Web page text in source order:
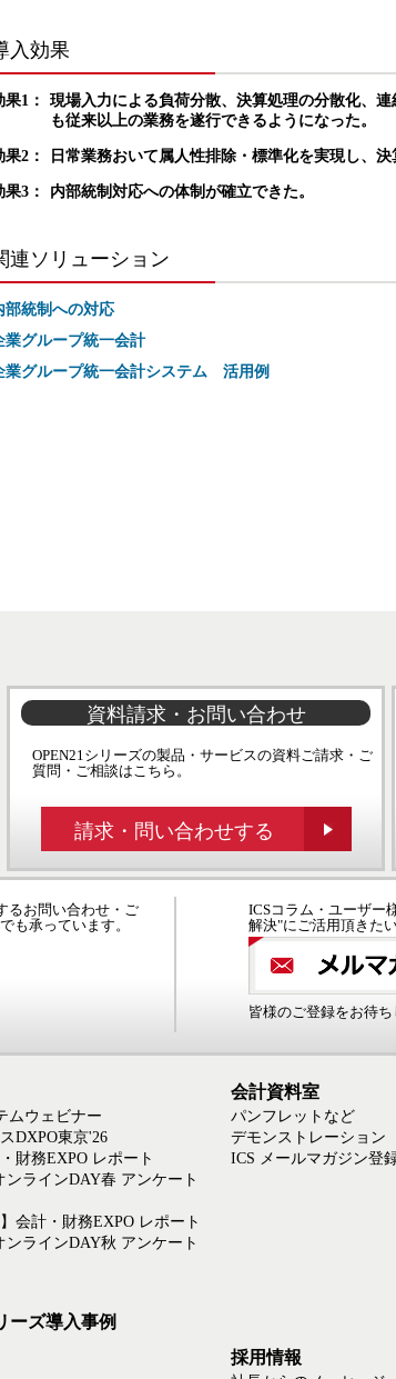
入効果
果1：
現場入力による負荷分散、決算処理の分散化、
も従来以上の業務を遂行できるようになった。
果2： 日常業務おいて属人性排除・標準化を実現し、
果3： 内部統制対応への体制が確立できた。
連ソリューション
部統制への対応
業グループ統一会計
業グループ統一会計システム 活用例
資料請求・お問い合わせ
OPEN21シリーズの製品・サービスの資料ご請求・ご
質問・ご相談はこちら。
請求・問い合わせする
るお問い合わせ・ご
も承っています。
ICSコラム・ユーザー
解決"にご活用頂きた
皆様のご登録をお待ち
ムウェビナー
DXPO東京'26
財務EXPO レポート
ンラインDAY春 アンケート
会計・財務EXPO レポート
ンラインDAY秋 アンケート
ーズ導入事例
会計資料室
パンフレットなど
デモンストレーション
ICS メールマガジン登
採用情報